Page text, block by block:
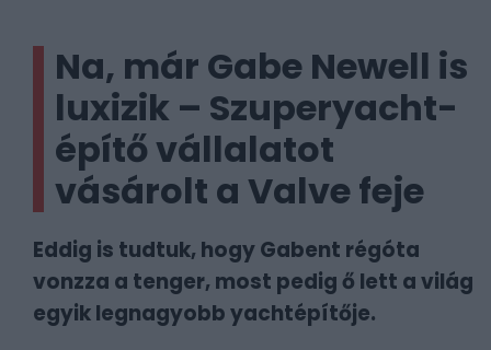
Na, már Gabe Newell is
luxizik – Szuperyacht-
építő vállalatot
vásárolt a Valve feje
Eddig is tudtuk, hogy Gabent régóta
vonzza a tenger, most pedig ő lett a világ
egyik legnagyobb yachtépítője.